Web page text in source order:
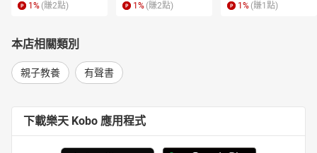
1 % (賺2點) 1 % (賺2點) 1 % (賺1 點)
本店相關類別
親子教養 有聲書
下載樂天 Kobo 應用程式